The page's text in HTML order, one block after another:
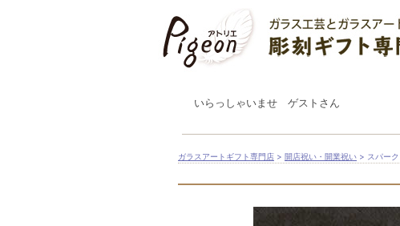
いらっしゃいませ ゲストさん
ガラスアートギフト専門店 > 開店祝い・開業祝い > スパー